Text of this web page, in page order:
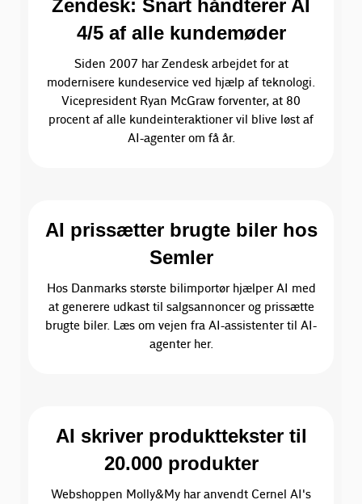
Zendesk: Snart håndterer AI
4/5 af alle kundemøder
Siden 2007 har Zendesk arbejdet for at
modernisere kundeservice ved hjælp af teknologi.
Vicepresident Ryan McGraw forventer, at 80
procent af alle kundeinteraktioner vil blive løst af
AI-agenter om få år.
AI prissætter brugte biler hos
Semler
Hos Danmarks største bilimportør hjælper AI med
at generere udkast til salgsannoncer og prissætte
brugte biler. Læs om vejen fra AI-assistenter til AI-
agenter her.
AI skriver produkttekster til
20.000 produkter
Webshoppen Molly&My har anvendt Cernel AI's